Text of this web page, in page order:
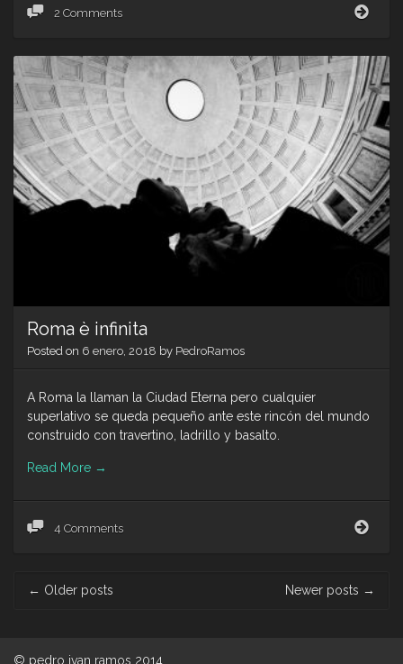
2 Comments
Roma è infinita
Posted on 6 enero, 2018 by PedroRamos
A Roma la llaman la Ciudad Eterna pero cualquier
superlativo se queda pequeño ante este rincón del mundo
construido con travertino, ladrillo y basalto.
Read More →
4 Comments
navigation
← Older posts Newer posts →
© pedro ivan ramos 2014